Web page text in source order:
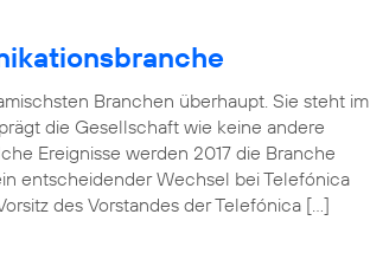
Branchen überhaupt. Sie steht im
die Gesellschaft wie keine andere
Ereignisse werden 2017 die Branche
entscheidender Wechsel bei Telefónica
des Vorstandes der Telefónica […]